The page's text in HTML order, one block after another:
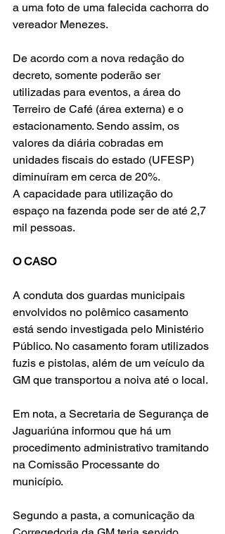
a uma foto de uma falecida cachorra do
vereador Menezes.
De acordo com a nova redação do
decreto, somente poderão ser
utilizadas para eventos, a área do
Terreiro de Café (área externa) e o
estacionamento. Sendo assim, os
valores da diária cobradas em
unidades fiscais do estado (UFESP)
diminuíram em cerca de 20%.
A capacidade para utilização do
espaço na fazenda pode ser de até 2,7
mil pessoas.
O CASO
A conduta dos guardas municipais
envolvidos no polêmico casamento
está sendo investigada pelo Ministério
Público. No casamento foram utilizados
fuzis e pistolas, além de um veículo da
GM que transportou a noiva até o local.
Em nota, a Secretaria de Segurança de
Jaguariúna informou que há um
procedimento administrativo tramitando
na Comissão Processante do
município.
Segundo a pasta, a comunicação da